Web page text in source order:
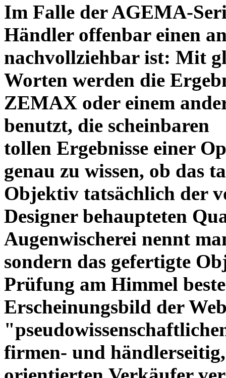
Im Falle der AGEMA-
Händler offenbar einen
nachvollziehbar ist: Mit
Worten werden die
ZEMAX oder einem
benutzt, die scheinbaren
tollen Ergebnisse einer
genau zu wissen, ob das
Objektiv tatsächlich der
Designer behaupteten
Augenwischerei nennt
sondern das gefertigte
Prüfung am Himmel
Erscheinungsbild der
firmen- und